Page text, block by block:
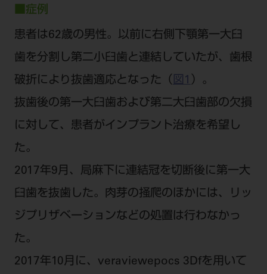
■症例
患者は62歳の男性。以前に右側下顎第一大臼
歯を分割し第二小臼歯と連結していたが、歯根
破折により抜歯適応となった（ 図1 ）。
抜歯後の第一大臼歯および第二大臼歯部の欠損
に対して、患者がインプラント治療を希望し
た。
2017年9月、局麻下に連結冠を切断後に第一大
臼歯を抜歯した。肉芽の掻爬のほかには、リッ
ジプリザベーションなどの処置は行わなかっ
た。
2017年10月に、veraviewepocs 3Dfを用いて
受付時間 月～金 9:00～17:00 （祝日・夏季休
歯科医療従事者専用窓口となります。
ディーラー様におかれましては、モリタ各担当営
業所へお問い合わせ願います。
個人情報保護方針 特定商取引について
ご利用規約 SNSアカウント利用規約